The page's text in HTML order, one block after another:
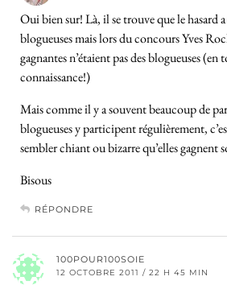
Oui bien sur! Là, il se trouve que le hasard
blogueuses mais lors du concours Yves
gagnantes n’étaient pas des blogueuses (en
connaissance!)
Mais comme il y a souvent beaucoup de
blogueuses y participent régulièrement,
sembler chiant ou bizarre qu’elles gagnent
Bisous
RÉPONDRE
100POUR100SOIE
12 OCTOBRE 2011 / 22 H 45 MIN